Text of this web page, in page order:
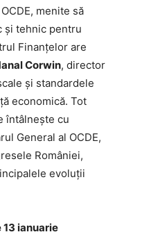
menite să
și tehnic pentru
Finanțelor are
Corwin, director
și standardele
economică. Tot
întâlnește cu
General al OCDE,
României,
evoluții
13 ianuarie